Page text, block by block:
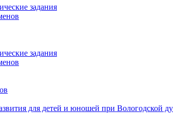
задания
задания
для детей и юношей при Вологодской